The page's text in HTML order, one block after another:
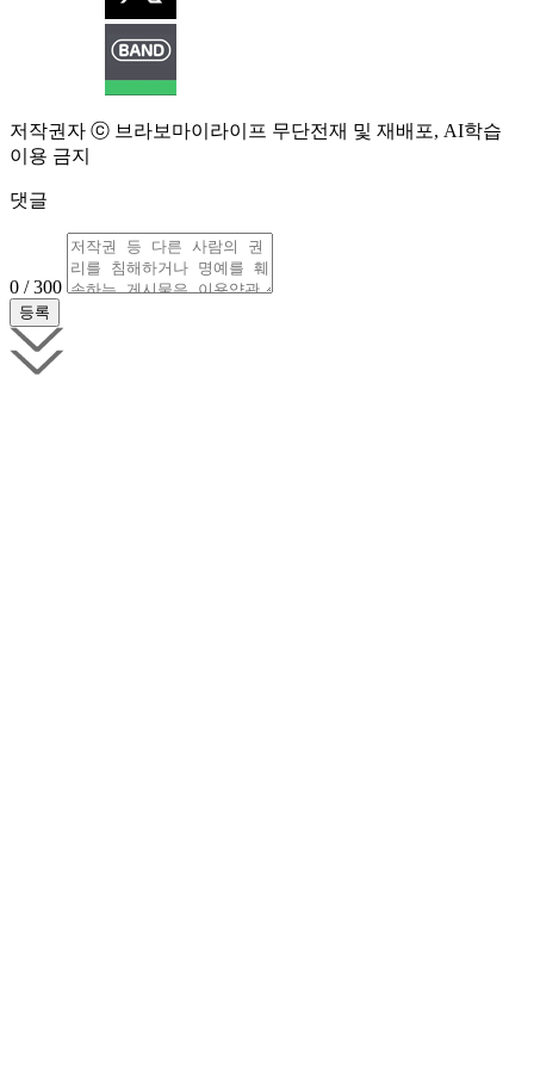
저작권자 ⓒ 브라보마이라이프 무단전재 및 재배포, AI학습
이용 금지
댓글
0 / 300